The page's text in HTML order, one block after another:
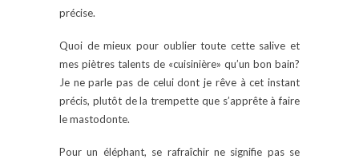
précise.
Quoi de mieux pour oublier toute cette salive et
mes piètres talents de «cuisinière» qu’un bon bain?
Je ne parle pas de celui dont je rêve à cet instant
précis, plutôt de la trempette que s’apprête à faire
le mastodonte.
Pour un éléphant, se rafraîchir ne signifie pas se